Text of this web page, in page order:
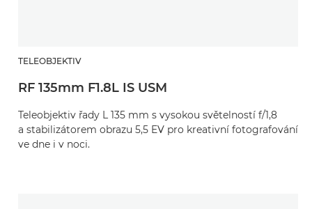
TELEOBJEKTIV
RF 135mm F1.8L IS USM
Teleobjektiv řady L 135 mm s vysokou světelností f/1,8
a stabilizátorem obrazu 5,5 EV pro kreativní fotografování
ve dne i v noci.